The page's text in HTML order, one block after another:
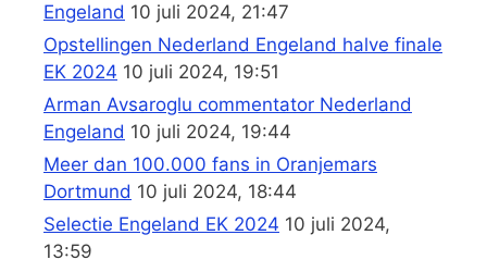
Engeland 10 juli 2024, 21:47
Opstellingen Nederland Engeland halve finale
EK 2024 10 juli 2024, 19:51
Arman Avsaroglu commentator Nederland
Engeland 10 juli 2024, 19:44
Meer dan 100.000 fans in Oranjemars
Dortmund 10 juli 2024, 18:44
Selectie Engeland EK 2024 10 juli 2024,
13:59